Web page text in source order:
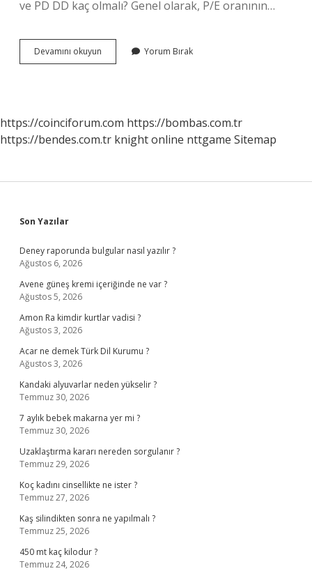
ve PD DD kaç olmalı? Genel olarak, P/E oranının…
Devamını okuyun
Hissenin
Yorum Bırak
https://coinciforum.com https://bombas.com.tr
https://bendes.com.tr knight online nttgame Sitemap
Sidebar
Son Yazılar
Deney raporunda bulgular nasıl yazılır ?
Ağustos 6, 2026
Avene güneş kremi içeriğinde ne var ?
Ağustos 5, 2026
Amon Ra kimdir kurtlar vadisi ?
Ağustos 3, 2026
Acar ne demek Türk Dil Kurumu ?
Ağustos 3, 2026
Kandaki alyuvarlar neden yükselir ?
Temmuz 30, 2026
7 aylık bebek makarna yer mi ?
Temmuz 30, 2026
Uzaklaştırma kararı nereden sorgulanır ?
Temmuz 29, 2026
Koç kadını cinsellikte ne ister ?
Temmuz 27, 2026
Kaş silindikten sonra ne yapılmalı ?
Temmuz 25, 2026
450 mt kaç kilodur ?
Temmuz 24, 2026